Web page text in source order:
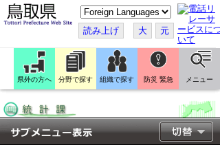
こ
の
ペ
ー
ジ
翻
訳
す
読み上げ 大 元
県外の方へ 分野で探す 組織で探す 防災 緊急 メニュー